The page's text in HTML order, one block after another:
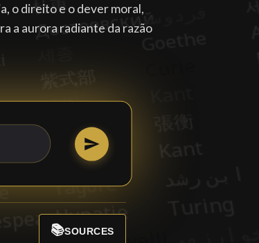
o direito e o dever moral,
a aurora radiante da razão
📚SOURCES